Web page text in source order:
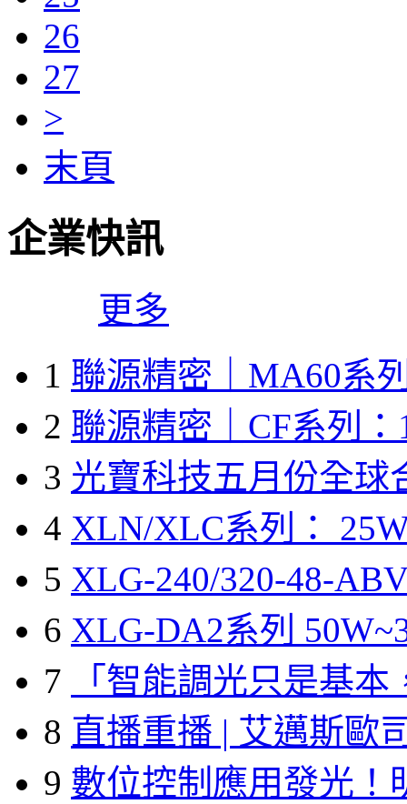
26
27
>
末頁
企業快訊
更多
1 聯源精密｜MA60系
2 聯源精密｜CF系列：
3 光寶科技五月份全球
4 XLN/XLC系列：
5 XLG-240/320-48-
6 XLG-DA2系列
7
「智能調光只是基本
8 直播重播 | 艾邁斯歐
9 數位控制應用發光！